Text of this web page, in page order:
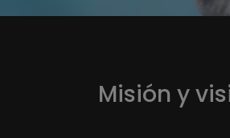
Misión y